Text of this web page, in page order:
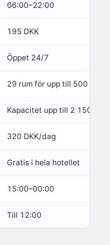
06:00–22:00
195 DKK
Öppet 24/7
29 rum för upp till 500
Kapacitet upp till 2 150
320 DKK/dag
Gratis i hela hotellet
15:00–00:00
Till 12:00